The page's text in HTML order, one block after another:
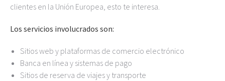
clientes en la Unión Europea, esto te interesa.
Los servicios involucrados son:
Sitios web y plataformas de comercio electrónico
Banca en línea y sistemas de pago
Sitios de reserva de viajes y transporte